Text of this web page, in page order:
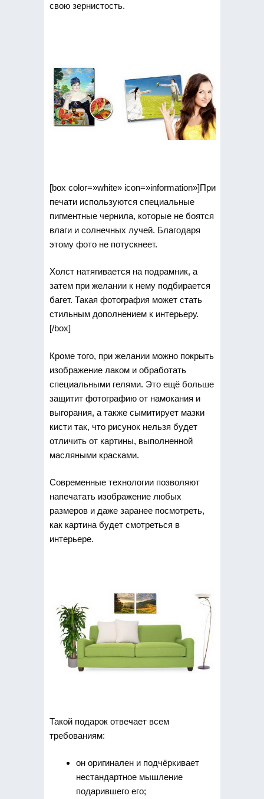
свою зернистость.
[box color=»white» icon=»information»]При
печати используются специальные
пигментные чернила, которые не боятся
влаги и солнечных лучей. Благодаря
этому фото не потускнеет.
Холст натягивается на подрамник, а
затем при желании к нему подбирается
багет. Такая фотография может стать
стильным дополнением к интерьеру.
[/box]
Кроме того, при желании можно покрыть
изображение лаком и обработать
специальными гелями. Это ещё больше
защитит фотографию от намокания и
выгорания, а также сымитирует мазки
кисти так, что рисунок нельзя будет
отличить от картины, выполненной
масляными красками.
Современные технологии позволяют
напечатать изображение любых
размеров и даже заранее посмотреть,
как картина будет смотреться в
интерьере.
Такой подарок отвечает всем
требованиям:
он оригинален и подчёркивает
нестандартное мышление
подарившего его;